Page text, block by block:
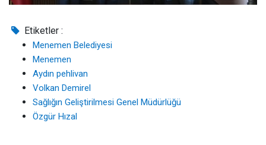
Etiketler :
Menemen Belediyesi
Menemen
Aydın pehlivan
Volkan Demirel
Sağlığın Geliştirilmesi Genel Müdürlüğü
Özgür Hızal